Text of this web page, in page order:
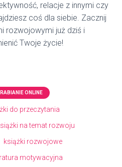
relacje z innymi czy
coś dla siebie. Zacznij
rozwojowymi już dziś i
Twoje życie!
ONLINE
do przeczytania
na temat rozwoju
książki rozwojowe
motywacyjna